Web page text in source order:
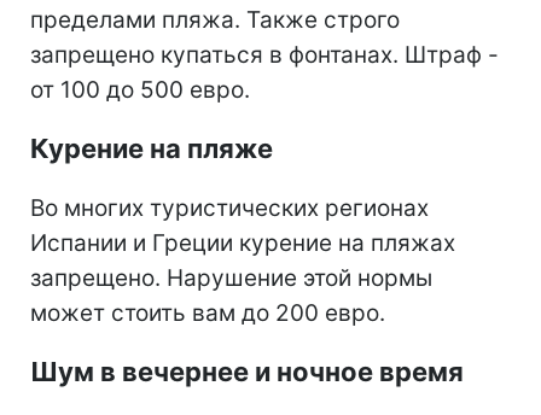
пределами пляжа. Также строго
запрещено купаться в фонтанах. Штраф -
от 100 до 500 евро.
Курение на пляже
Во многих туристических регионах
Испании и Греции курение на пляжах
запрещено. Нарушение этой нормы
может стоить вам до 200 евро.
Шум в вечернее и ночное время